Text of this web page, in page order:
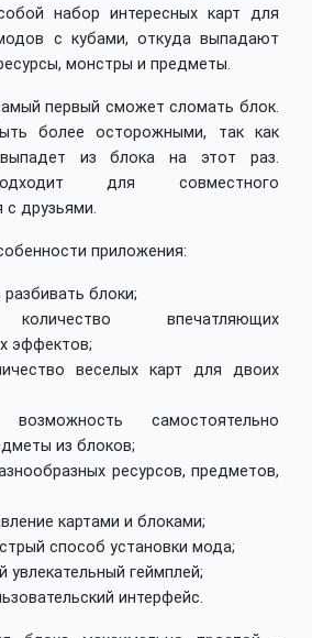
набор интересных карт для
с кубами, откуда выпадают
монстры и предметы.
первый сможет сломать блок.
более осторожными, так как
из блока на этот раз.
для совместного
друзьями.
приложения:
блоки;
впечатляющих
эффектов;
веселых карт для двоих
возможность самостоятельно
из блоков;
ресурсов, предметов,
картами и блоками;
способ установки мода;
увлекательный геймплей;
интерфейс.